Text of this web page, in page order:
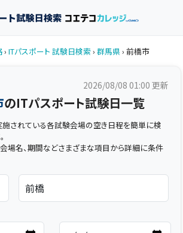
› ITパスポート 試験日検索 › 群馬県 › 前橋市
2026/08/08 01:00 更新
のITパスポート試験日一覧
施されている各試験会場の空き日程を簡単に検
場名、期間などさまざまな項目から詳細に条件